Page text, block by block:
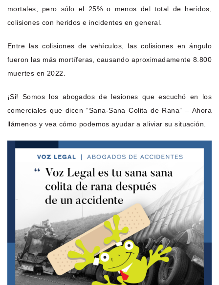
mortales, pero sólo el 25% o menos del total de heridos,
colisiones con heridos e incidentes en general.
Entre las colisiones de vehículos, las colisiones en ángulo
fueron las más mortíferas, causando aproximadamente 8.800
muertes en 2022.
¡Si! Somos los abogados de lesiones que escuchó en los
comerciales que dicen “Sana-Sana Colita de Rana” – Ahora
llámenos y vea cómo podemos ayudar a aliviar su situación.